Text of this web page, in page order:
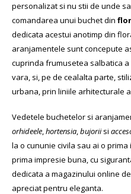
personalizat si nu stii de unde
comandarea unui buchet din
dedicata acestui anotimp din
aranjamentele sunt concepute
cuprinda frumusetea salbatica
vara, si, pe de cealalta parte,
urbana, prin liniile arhitecturale
Vedetele buchetelor si
orhideele,hortensia,bujoriisi
la o cununie civila sau ai o
prima impresie buna, cu
dedicata a magazinului online
apreciat pentru eleganta.